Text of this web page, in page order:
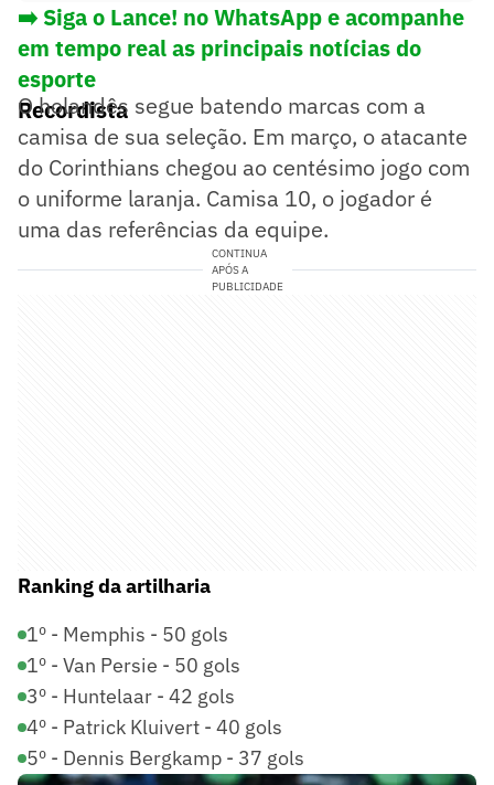
➡️ Siga o Lance! no WhatsApp e acompanhe
em tempo real as principais notícias do
esporte
Recordista
O holandês segue batendo marcas com a
camisa de sua seleção. Em março, o atacante
do Corinthians chegou ao centésimo jogo com
o uniforme laranja. Camisa 10, o jogador é
uma das referências da equipe.
CONTINUA
APÓS A
PUBLICIDADE
Ranking da artilharia
1º - Memphis - 50 gols
1º - Van Persie - 50 gols
3º - Huntelaar - 42 gols
4º - Patrick Kluivert - 40 gols
5º - Dennis Bergkamp - 37 gols